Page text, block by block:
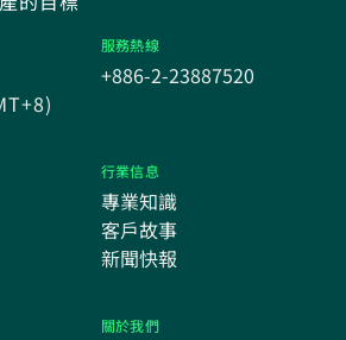
服務熱線
+886-2-23887520
行業信息
專業知識
客戶故事
新聞快報
關於我們